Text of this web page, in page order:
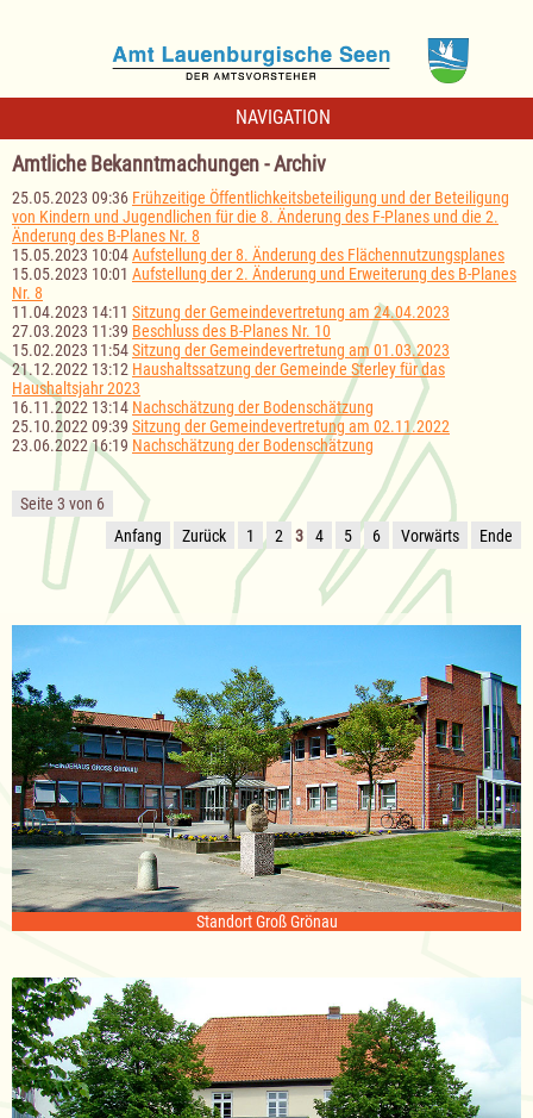
NAVIGATION
Amtliche Bekanntmachungen - Archiv
25.05.2023 09:36 Frühzeitige Öffentlichkeitsbeteiligung und der Beteiligung
von Kindern und Jugendlichen für die 8. Änderung des F-Planes und die 2.
Änderung des B-Planes Nr. 8
15.05.2023 10:04Aufstellung der 8. Änderung des Flächennutzungsplanes
15.05.2023 10:01 Aufstellung der 2. Änderung und Erweiterung des B-Planes
Nr. 8
11.04.2023 14:11 Sitzung der Gemeindevertretung am 24.04.2023
27.03.2023 11:39 Beschluss des B-Planes Nr. 10
15.02.2023 11:54Sitzung der Gemeindevertretung am 01.03.2023
21.12.2022 13:12 Haushaltssatzung der Gemeinde Sterley für das
Haushaltsjahr 2023
16.11.2022 13:14 Nachschätzung der Bodenschätzung
25.10.2022 09:39 Sitzung der Gemeindevertretung am 02.11.2022
23.06.2022 16:19 Nachschätzung der Bodenschätzung
Seite 3 von 6
Anfang
Zurück 1 2 3 4 5 6 Vorwärts Ende
Standort Groß Grönau